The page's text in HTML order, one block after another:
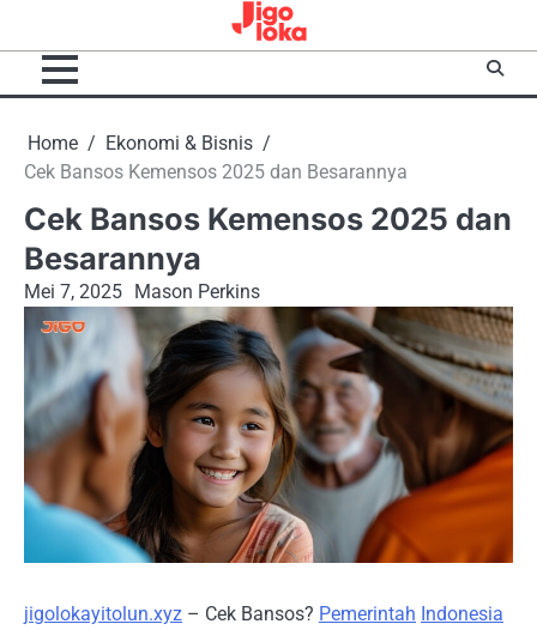
content
Home
Ekonomi & Bisnis
Cek Bansos Kemensos 2025 dan Besarannya
Cek Bansos Kemensos 2025 dan
Besarannya
Mei 7, 2025 Mason Perkins
jigolokayitolun.xyz – Cek Bansos? Pemerintah Indonesia